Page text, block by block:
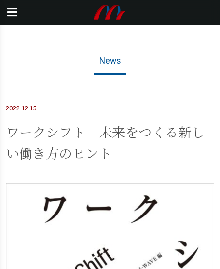
News
2022.12.15
ワークシフト 未来をつくる新し
い働き方のヒント